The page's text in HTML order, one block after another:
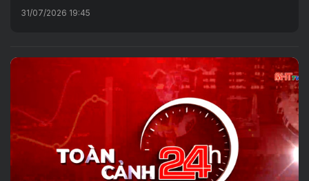
31/07/2026 19:45